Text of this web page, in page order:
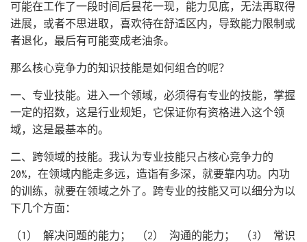
可能在工作了一段时间后昙花一现，能力见底，无法再取得
进展，或者不思进取，喜欢待在舒适区内，导致能力限制或
者退化，最后有可能变成老油条。
那么核心竞争力的知识技能是如何组合的呢？
一、专业技能。进入一个领域，必须得有专业的技能，掌握
一定的招数，这是行业规矩，它保证你有资格进入这个领
域，这是最基本的。
二、跨领域的技能。我认为专业技能只占核心竞争力的
20%，在领域内能走多远，造诣有多深，就要靠内功。内功
的训练，就要在领域之外了。跨专业的技能又可以细分为以
下几个方面：
（1） 解决问题的能力； （2） 沟通的能力； （3） 常识